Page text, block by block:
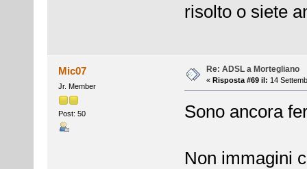
risolto o siete
Mic07
Jr. Member
Post: 50
Re: ADSL a Mortegliano
« Risposta #69 il: 14
Sono ancora
Non immagini